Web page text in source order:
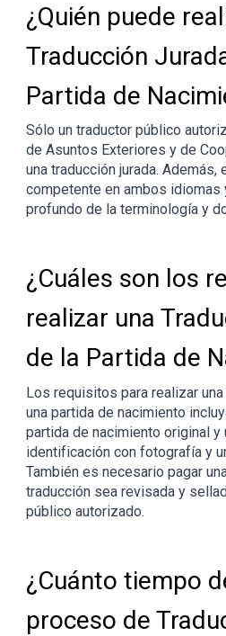
¿Quién puede
Traducción
Partida de
Sólo un traductor público
de Asuntos Exteriores y de
una traducción jurada.
competente en ambos idiomas
profundo de la terminología y
¿Cuáles son los
realizar una
de la Partida de
Los requisitos para realizar
una partida de nacimiento
partida de nacimiento original y
identificación con fotografía y
También es necesario pagar
traducción sea revisada y
público autorizado.
¿Cuánto tiempo
proceso de